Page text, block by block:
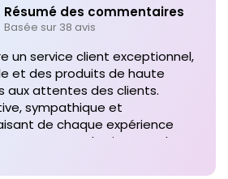
Résumé des commentaires
Basée sur 38 avis
un service client exceptionnel,
et des produits de haute
aux attentes des clients.
sympathique et
de chaque expérience
recommande vivement leurs
commande future de produits